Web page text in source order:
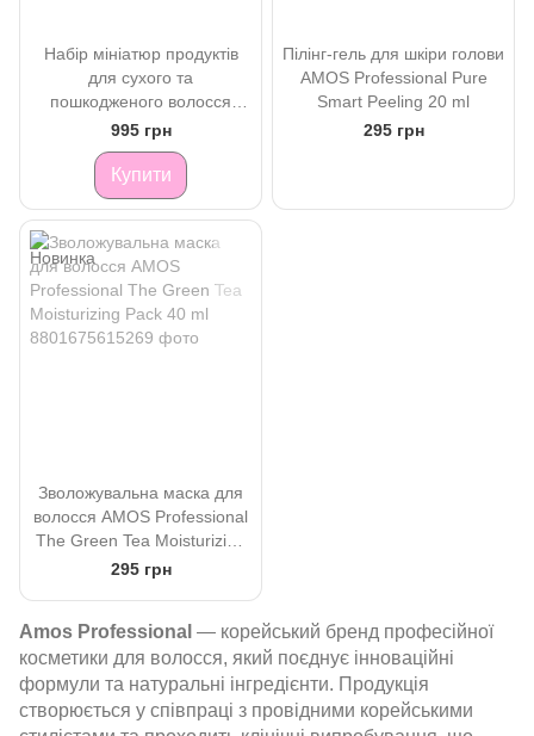
Набір мініатюр продуктів
для сухого та
пошкодженого волосся
AMOS Professional True
Repair Trial Kit
995 грн
Купити
Пілінг-гель для шкіри голови
AMOS Professional Pure
Smart Peeling 20 ml
295 грн
Зволожувальна маска для
волосся AMOS Professional
The Green Tea Moisturizing
Pack 40 ml
295 грн
Amos Professional — корейський бренд професійної
косметики для волосся, який поєднує інноваційні
формули та натуральні інгредієнти. Продукція
створюється у співпраці з провідними корейськими